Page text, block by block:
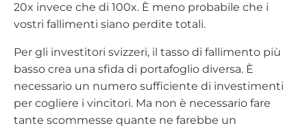
20x invece che di 100x. È meno probabile che i
vostri fallimenti siano perdite totali.
Per gli investitori svizzeri, il tasso di fallimento più
basso crea una sfida di portafoglio diversa. È
necessario un numero sufficiente di investimenti
per cogliere i vincitori. Ma non è necessario fare
tante scommesse quante ne farebbe un